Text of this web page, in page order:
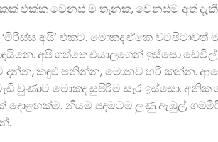
එක්ක වෙනස් ම තැනක, වෙනස්ම අත්
අයි’ එකට. මොකද ඒකෙ
අපි ගත්තෙ එයාලගෙන් ඉස්සො
දන්න, කඳුළු පනින්න, මොනව හරි කන්න.
වුණාට මොකද සුපිරිම සැර ඉස්සො.
දොළහක්ම. නියම පදමටම ලුණු ඇඹුල්,